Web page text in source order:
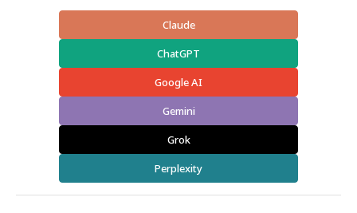
Claude
ChatGPT
Google AI
Gemini
Grok
Perplexity